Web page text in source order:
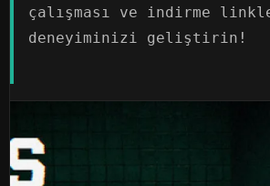
çalışması ve indirme
deneyiminizi geliştirin!